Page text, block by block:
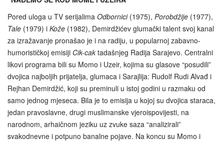
Pored uloga u TV serijalima Odbornici(1975), Porobdžije (1977),
Tale (1979) i Kože (1982), Demirdžićev glumački talent svoj kanal
za izražavanje pronašao je i na radiju, u popularnoj zabavno-
humorističkoj emisiji Cik-cak tadašnjeg Radija Sarajevo. Centralni
likovi programa bili su Momo i Uzeir, kojima su glasove “posudili”
dvojica najboljih prijatelja, glumaca i Sarajlija: Rudolf Rudi Alvađ i
Rejhan Demirdžić, koji su preminuli u istoj godini u razmaku od
samo jednog mjeseca. Bila je to emisija u kojoj su dvojica staraca,
jedan pravoslavne, drugi muslimanske vjeroispovijesti, na
narodnom, arhaičnom jeziku uz zvuke saza “analizirali”
svakodnevne i potpuno banalne pojave. Na koncu su Momo i